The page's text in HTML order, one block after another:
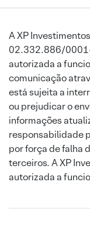
A XP
02.332.886/
autorizada a
comunicação
está sujeita a
ou prejudicar o
informações
responsabilidade
por força de falha
terceiros. A XP
autorizada a